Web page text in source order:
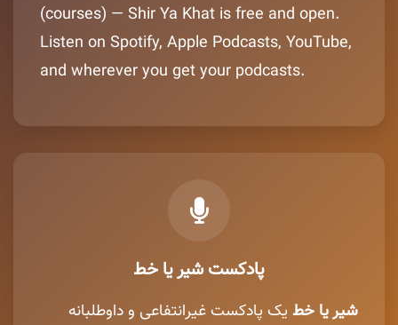
(courses) — Shir Ya Khat is free and open.
Listen on Spotify, Apple Podcasts, YouTube,
and wherever you get your podcasts.
پادکست شیر یا خط
شیر یا خط یک پادکست غیرانتفاعی و داوطلبانه